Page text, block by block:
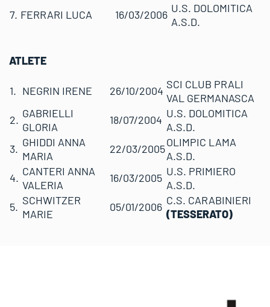
7. FERRARI LUCA 16/03/2006 U.S. DOLOMITICA
A.S.D.
ATLETE
1. NEGRIN IRENE 26/10/2004 SCI CLUB PRALI
VAL GERMANASCA
2. GABRIELLI
GLORIA
18/07/2004 U.S. DOLOMITICA
A.S.D.
3. GHIDDI ANNA
MARIA
22/03/2005OLIMPIC LAMA
A.S.D.
4. CANTERI ANNA
VALERIA
16/03/2005 U.S. PRIMIERO
A.S.D.
5. SCHWITZER
MARIE
05/01/2006 C.S. CARABINIERI
(TESSERATO)